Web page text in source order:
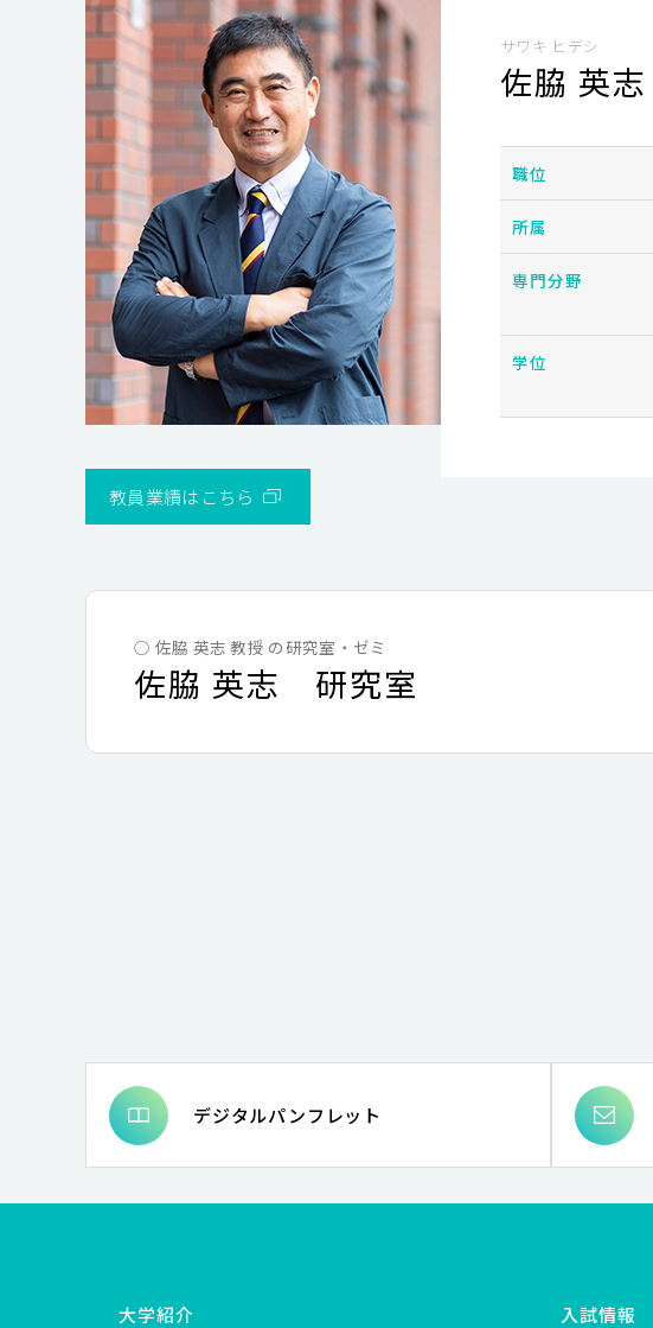
教員業績はこちら
サワキ ヒデシ
佐脇 英志
職位
所属
専門分野
学位
○ 佐脇 英志 教授 の研究室・ゼミ
佐脇 英志 研究室
デジタルパンフレット
大学紹介 入試情報